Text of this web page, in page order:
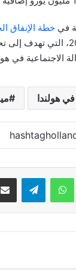
في خطة الإنفاق
ميزانية هولندا لعام 2024،
الاجتماعية في
هولندا
واتساب تيلقرام